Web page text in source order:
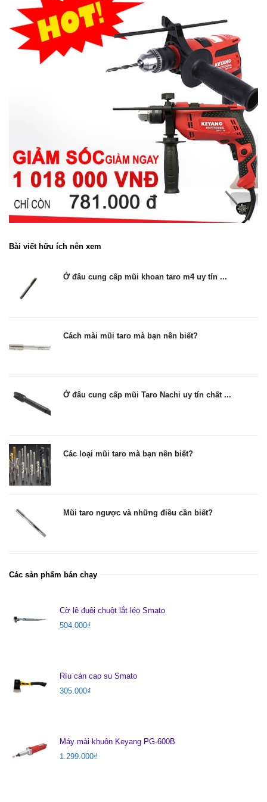
Bài viết hữu ích nên xem
Ở đâu cung cấp mũi khoan taro m4 uy tín ...
Cách mài mũi taro mà bạn nên biết?
Ở đâu cung cấp mũi Taro Nachi uy tín chất ...
Các loại mũi taro mà bạn nên biết?
Mũi taro ngược và những điều cần biết?
Các sản phẩm bán chạy
Cờ lê đuôi chuột lắt léo Smato
504.000₫
Rìu cán cao su Smato
305.000₫
Máy mài khuôn Keyang PG-600B
1.299.000₫